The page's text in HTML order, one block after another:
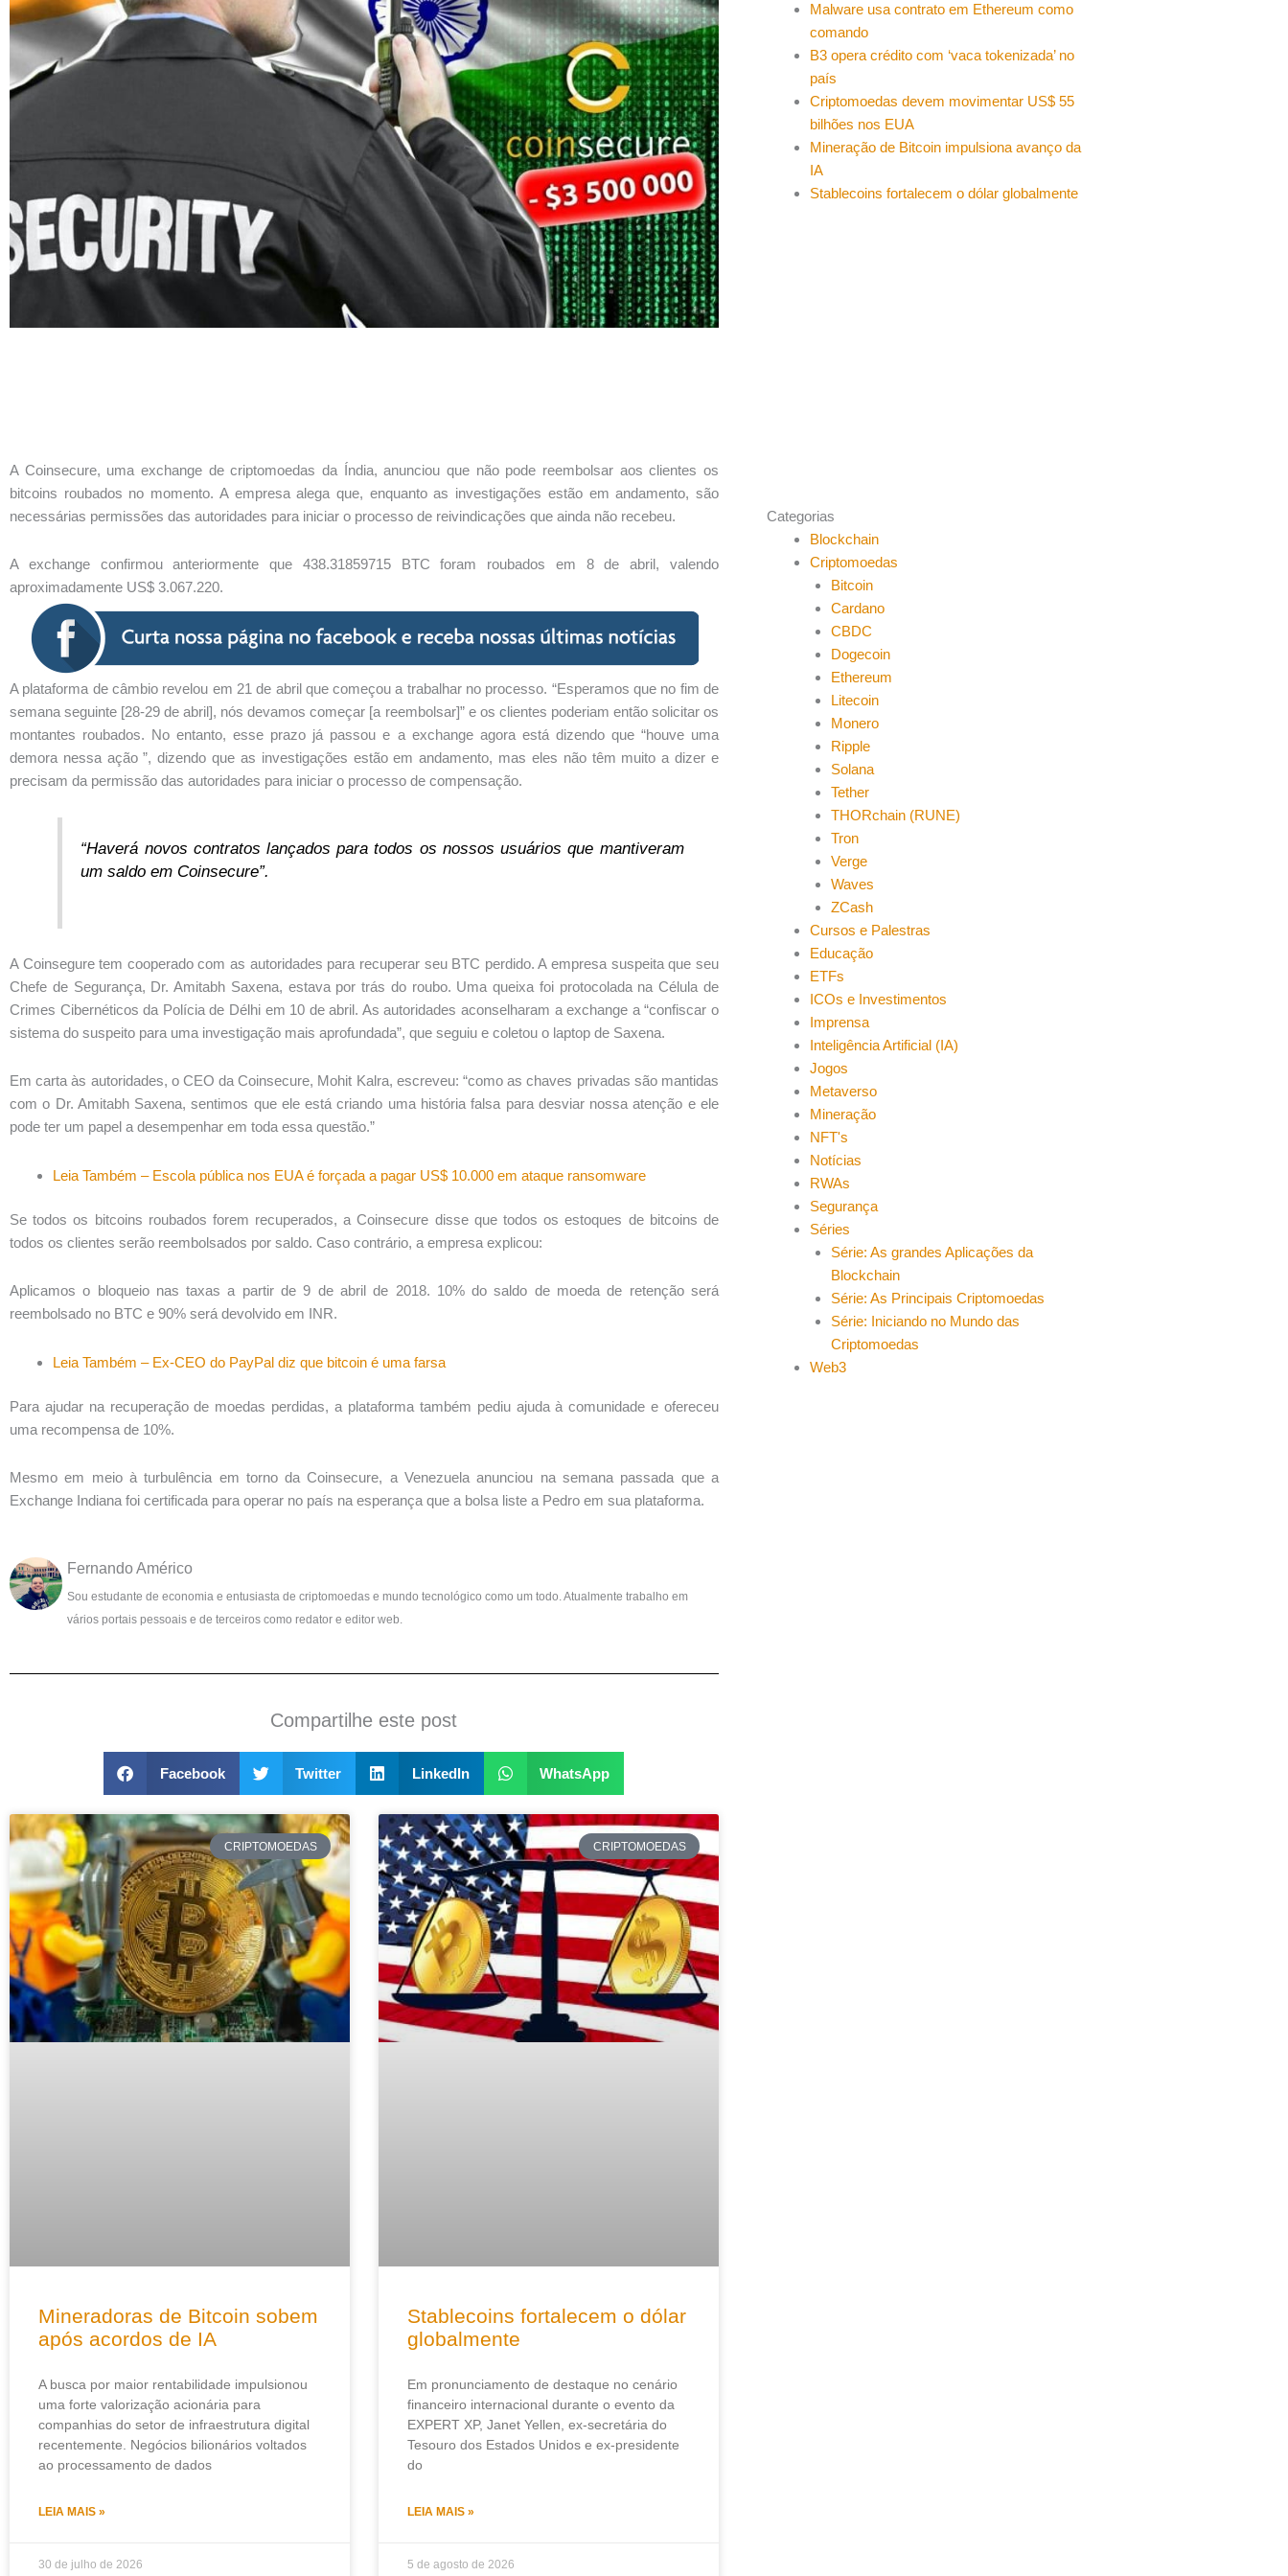
A Coinsecure, uma exchange de criptomoedas da Índia, anunciou que não pode reembolsar aos clientes os
bitcoins roubados no momento. A empresa alega que, enquanto as investigações estão em andamento, são
necessárias permissões das autoridades para iniciar o processo de reivindicações que ainda não recebeu.
A exchange confirmou anteriormente que 438.31859715 BTC foram roubados em 8 de abril, valendo
aproximadamente US$ 3.067.220.
A plataforma de câmbio revelou em 21 de abril que começou a trabalhar no processo. “Esperamos que no fim de
semana seguinte [28-29 de abril], nós devamos começar [a reembolsar]” e os clientes poderiam então solicitar os
montantes roubados. No entanto, esse prazo já passou e a exchange agora está dizendo que “houve uma
demora nessa ação ”, dizendo que as investigações estão em andamento, mas eles não têm muito a dizer e
precisam da permissão das autoridades para iniciar o processo de compensação.
“Haverá novos contratos lançados para todos os nossos usuários que mantiveram
um saldo em Coinsecure”.
A Coinsegure tem cooperado com as autoridades para recuperar seu BTC perdido. A empresa suspeita que seu
Chefe de Segurança, Dr. Amitabh Saxena, estava por trás do roubo. Uma queixa foi protocolada na Célula de
Crimes Cibernéticos da Polícia de Délhi em 10 de abril. As autoridades aconselharam a exchange a “confiscar o
sistema do suspeito para uma investigação mais aprofundada”, que seguiu e coletou o laptop de Saxena.
Em carta às autoridades, o CEO da Coinsecure, Mohit Kalra, escreveu: “como as chaves privadas são mantidas
com o Dr. Amitabh Saxena, sentimos que ele está criando uma história falsa para desviar nossa atenção e ele
pode ter um papel a desempenhar em toda essa questão.”
Leia Também – Escola pública nos EUA é forçada a pagar US$ 10.000 em ataque ransomware
Se todos os bitcoins roubados forem recuperados, a Coinsecure disse que todos os estoques de bitcoins de
todos os clientes serão reembolsados ​​por saldo. Caso contrário, a empresa explicou:
Aplicamos o bloqueio nas taxas a partir de 9 de abril de 2018. 10% do saldo de moeda de retenção será
reembolsado no BTC e 90% será devolvido em INR.
Leia Também – Ex-CEO do PayPal diz que bitcoin é uma farsa
Para ajudar na recuperação de moedas perdidas, a plataforma também pediu ajuda à comunidade e ofereceu
uma recompensa de 10%.
Mesmo em meio à turbulência em torno da Coinsecure, a Venezuela anunciou na semana passada que a
Exchange Indiana foi certificada para operar no país na esperança que a bolsa liste a Pedro em sua plataforma.
Fernando Américo
Sou estudante de economia e entusiasta de criptomoedas e mundo tecnológico como um todo. Atualmente trabalho em
vários portais pessoais e de terceiros como redator e editor web.
Compartilhe este post
Facebook Twitter LinkedIn WhatsApp
CRIPTOMOEDAS
Mineradoras de Bitcoin sobem
após acordos de IA
A busca por maior rentabilidade impulsionou
uma forte valorização acionária para
companhias do setor de infraestrutura digital
recentemente. Negócios bilionários voltados
ao processamento de dados
LEIA MAIS »
30 de julho de 2026
CRIPTOMOEDAS
Stablecoins fortalecem o dólar
globalmente
Em pronunciamento de destaque no cenário
financeiro internacional durante o evento da
EXPERT XP, Janet Yellen, ex-secretária do
Tesouro dos Estados Unidos e ex-presidente
do
LEIA MAIS »
5 de agosto de 2026
Malware usa contrato em Ethereum como
comando
B3 opera crédito com ‘vaca tokenizada’ no
país
Criptomoedas devem movimentar US$ 55
bilhões nos EUA
Mineração de Bitcoin impulsiona avanço da
IA
Stablecoins fortalecem o dólar globalmente
Categorias
Blockchain
Criptomoedas
Bitcoin
Cardano
CBDC
Dogecoin
Ethereum
Litecoin
Monero
Ripple
Solana
Tether
THORchain (RUNE)
Tron
Verge
Waves
ZCash
Cursos e Palestras
Educação
ETFs
ICOs e Investimentos
Imprensa
Inteligência Artificial (IA)
Jogos
Metaverso
Mineração
NFT's
Notícias
RWAs
Segurança
Séries
Série: As grandes Aplicações da
Blockchain
Série: As Principais Criptomoedas
Série: Iniciando no Mundo das
Criptomoedas
Web3